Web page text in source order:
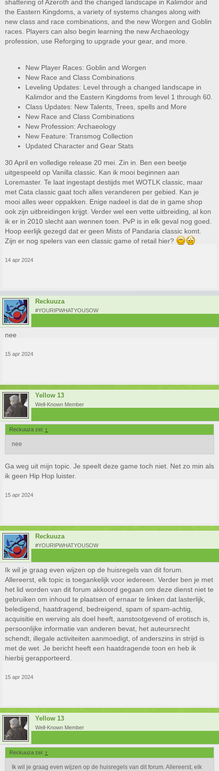
shattering of Azeroth and the changed landscape in Kalimdor and
the Eastern Kingdoms, a variety of systems changes along with
new class and race combinations, and the new Worgen and Goblin
races. Players can also begin learning the new Archaeology
profession, use Reforging to upgrade your gear, and more.
New Player Races: Goblin and Worgen
New Race and Class Combinations
Leveling Updates: Level through a changed landscape in
Kalimdor and the Eastern Kingdoms from level 1 through 60.
Class Updates: New Talents, Trees, spells and More
New Race and Class Combinations
New Profession: Archaeology
New Feature: Transmog Collection
Updated Character and Gear Stats
30 April en volledige release 20 mei. Zin in. Ben een beetje
uitgespeeld op Vanilla classic. Kan ik mooi beginnen aan
Loremaster. Te laat ingestapt destijds met WOTLK classic, maar
met Cata classic gaat toch alles veranderen per gebied. Kan je
mooi alles weer oppakken. Enige nadeel is dat de in game shop
ook zijn uitbreidingen krijgt. Verder wel een vette uitbreiding, al kon
ik er in 2010 slecht aan wennen toen. PvP is in elk geval nog goed.
Hoop eerlijk gezegd dat er geen Mists of Pandaria classic komt.
Zijn er nog spelers van een classic game of retail hier?
14 apr 2024
Reckuuza
#YOURIPWHATYOUSOW
nee
15 apr 2024
Yellow 13
Well-Known Member
Reckuuza zei: ↑
nee
Ga weg uit mijn topic. Je speelt deze game toch niet. Net zo min als
ik geen Hip Hop luister.
15 apr 2024
Reckuuza
#YOURIPWHATYOUSOW
Ik wil je graag even wijzen op de huisregels van dit forum.
Allereerst, elk topic is toegankelijk voor iedereen. Verder ben je met
het lid worden van dit forum akkoord gegaan om deze dienst niet te
gebruiken om inhoud te plaatsen of ernaar te linken dat lasterlijk,
beledigend, haatdragend, bedreigend, spam of spam-achtig,
acquisitie en werving als doel heeft, aanstootgevend of erotisch is,
persoonlijke informatie van anderen bevat, het auteursrecht
schendt, illegale activiteiten aanmoedigt, of anderszins in strijd is
met de wet. Je bericht heeft een haatdragende toon en heb ik
hierbij gerapporteerd.
15 apr 2024
Yellow 13
Well-Known Member
Reckuuza zei: ↑
Ik wil je graag even wijzen op de huisregels van dit forum. Allereerst, elk